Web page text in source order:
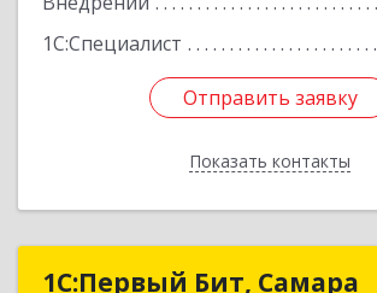
1С:Специалист
Отправить заявку
Показать контакты
Отправить заявку
Назад
1С:Первый Бит, Самара
1С:Первый